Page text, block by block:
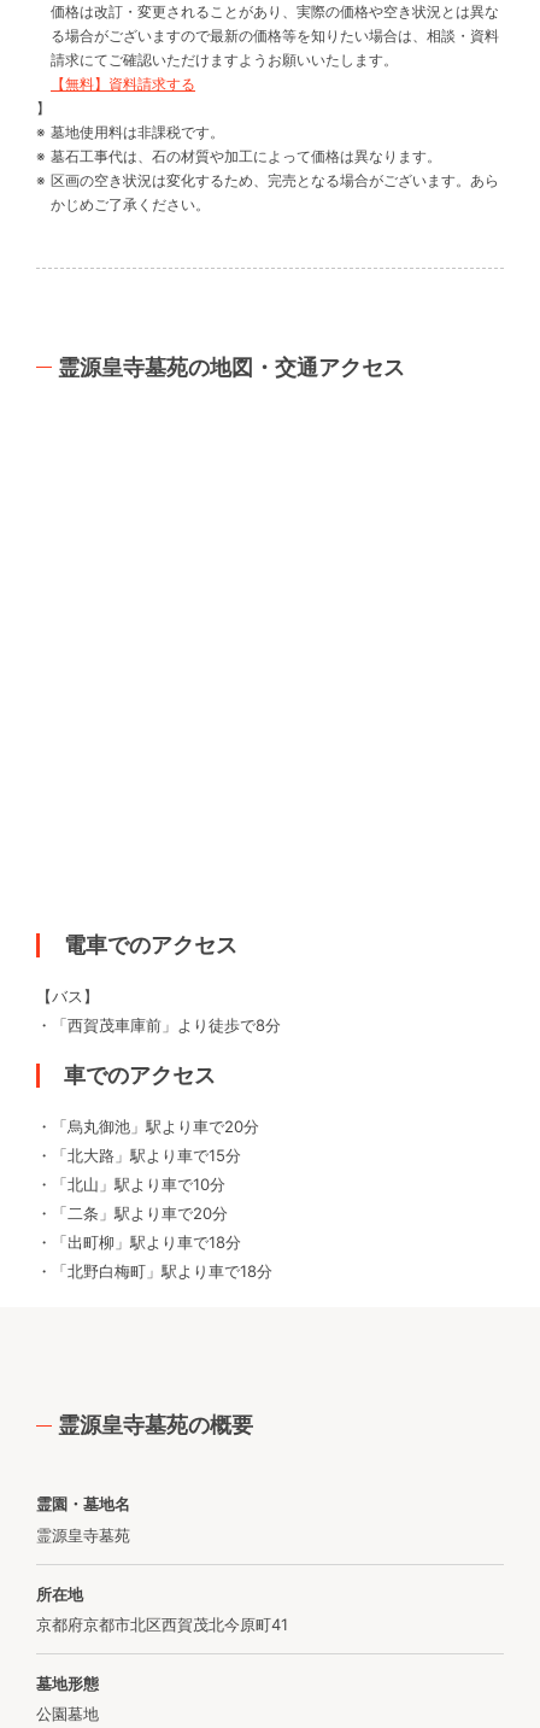
価格は改訂・変更されることがあり、実際の価格や空き状況とは異な
る場合がございますので最新の価格等を知りたい場合は、相談・資料
請求にてご確認いただけますようお願いいたします。
【無料】資料請求する
】
墓地使用料は非課税です。
墓石工事代は、石の材質や加工によって価格は異なります。
区画の空き状況は変化するため、完売となる場合がございます。あら
かじめご了承ください。
霊源皇寺墓苑の地図・交通アクセス
電車でのアクセス
【バス】
・「西賀茂車庫前」より徒歩で8分
車でのアクセス
・「烏丸御池」駅より車で20分
・「北大路」駅より車で15分
・「北山」駅より車で10分
・「二条」駅より車で20分
・「出町柳」駅より車で18分
・「北野白梅町」駅より車で18分
霊源皇寺墓苑の概要
霊園・墓地名
霊源皇寺墓苑
所在地
京都府京都市北区西賀茂北今原町41
墓地形態
公園墓地